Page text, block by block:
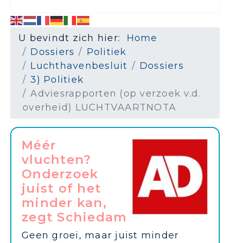
U bevindt zich hier: Home
Dossiers
Politiek
Luchthavenbesluit
Dossiers
3) Politiek
Adviesrapporten (op verzoek v.d.
overheid) LUCHTVAARTNOTA
Méér
vluchten?
Onderzoek
juist of het
minder kan,
zegt Schiedam
Geen groei, maar juist minder